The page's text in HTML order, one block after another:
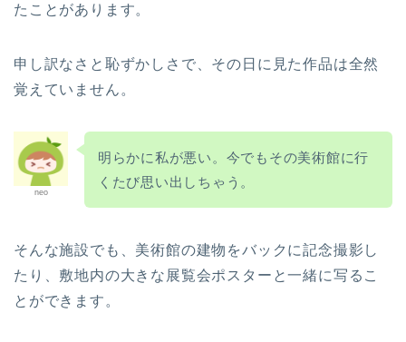
たことがあります。
申し訳なさと恥ずかしさで、その日に見た作品は全然
覚えていません。
neo
明らかに私が悪い。今でもその美術館に行
くたび思い出しちゃう。
そんな施設でも、美術館の建物をバックに記念撮影し
たり、敷地内の大きな展覧会ポスターと一緒に写るこ
とができます。